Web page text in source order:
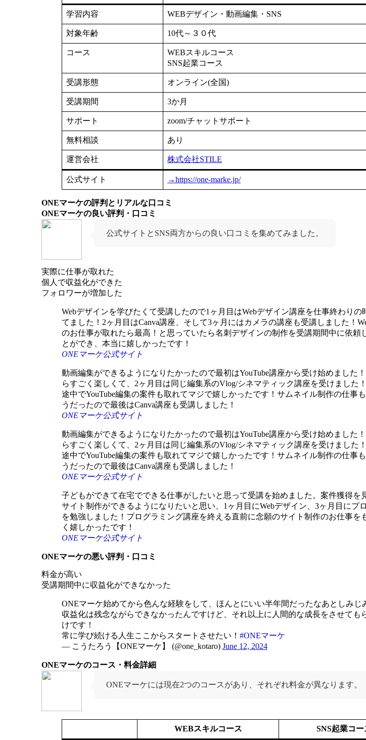
学習内容 WEBデザイン・動画編集・SNS
対象年齢 10代～３０代
コース
WEBスキルコース
SNS起業コース
受講形態 オンライン(全国)
受講期間 3か月
サポート zoom/チャットサポート
無料相談 あり
運営会社 株式会社STILE
公式サイト →https://one-marke.jp/
ONEマーケの評判とリアルな口コミ
ONEマーケの良い評判・口コミ
公式サイトとSNS両方からの良い口コミを集めてみました。
実際に仕事が取れた
個人で収益化ができた
フォロワーが増加した
Webデザインを学びたくて受講したので1ヶ月目はWebデザイン講座を仕事終わりの
てました！2ヶ月目はCanva講座、そして3ヶ月にはカメラの講座も受講しました！
のお仕事が取れたら最高！と思っていたら名刺デザインの制作を受講期間中に依頼
とができ、本当に嬉しかったです！
ONEマーケ公式サイト
動画編集ができるようになりたかったので最初はYouTube講座から受け始めました
らすごく楽しくて、2ヶ月目は同じ編集系のVlog/シネマティック講座を受けました
途中でYouTube編集の案件も取れてマジで嬉しかったです！サムネイル制作の仕事
うだったので最後はCanva講座も受講しました！
ONEマーケ公式サイト
動画編集ができるようになりたかったので最初はYouTube講座から受け始めました
らすごく楽しくて、2ヶ月目は同じ編集系のVlog/シネマティック講座を受けました
途中でYouTube編集の案件も取れてマジで嬉しかったです！サムネイル制作の仕事
うだったので最後はCanva講座も受講しました！
ONEマーケ公式サイト
子どもができて在宅でできる仕事がしたいと思って受講を始めました。案件獲得を
サイト制作ができるようになりたいと思い、1ヶ月目にWebデザイン、3ヶ月目にプ
を勉強しました！プログラミング講座を終える直前に念願のサイト制作のお仕事を
く嬉しかったです！
ONEマーケ公式サイト
ONEマーケの悪い評判・口コミ
料金が高い
受講期間中に収益化ができなかった
ONEマーケ始めてから色んな経験をして、ほんとにいい半年間だったなあとしみじ
収益化は残念ながらできなかったんですけど、それ以上に人間的な成長をさせても
けです！
常に学び続ける人生ここからスタートさせたい！ #ONEマーケ
— こうたろう【ONEマーケ】 (@one_kotaro) June 12, 2024
ONEマーケのコース・料金詳細
ONEマーケには現在2つのコースがあり、それぞれ料金が異なります。
WEBスキルコース SNS起業コー